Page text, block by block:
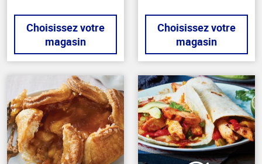
Choisissez votre
magasin
Choisissez votre
magasin